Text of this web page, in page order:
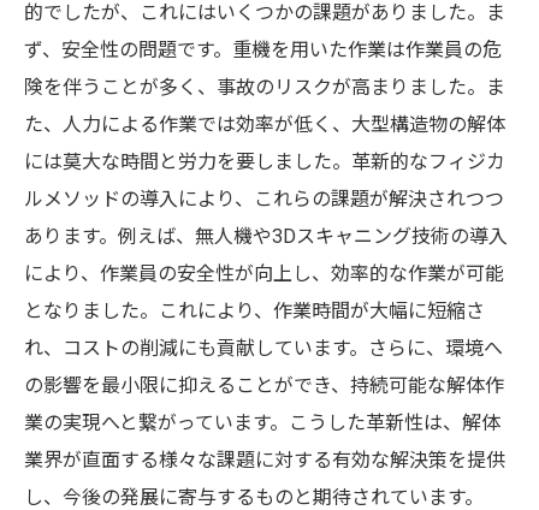
環境配慮型の解体手法とは
リサイクル技術とフィジカルメソッドの融
合
持続可能な未来を目指す解体技術
環境負荷を軽減する具体的アプローチ
エコフレンドリーな解体への挑戦
解体の新時代をもたらすフィジカル技術の可能
性
未来の解体を支えるフィジカル技術の展望
技術革新がもたらす新たな可能性
フィジカル技術の進化が解体業界を変える
的でしたが、これにはいくつかの課題がありました。ま
ず、安全性の問題です。重機を用いた作業は作業員の危
険を伴うことが多く、事故のリスクが高まりました。ま
た、人力による作業では効率が低く、大型構造物の解体
には莫大な時間と労力を要しました。革新的なフィジカ
ルメソッドの導入により、これらの課題が解決されつつ
あります。例えば、無人機や3Dスキャニング技術の導入
により、作業員の安全性が向上し、効率的な作業が可能
となりました。これにより、作業時間が大幅に短縮さ
れ、コストの削減にも貢献しています。さらに、環境へ
の影響を最小限に抑えることができ、持続可能な解体作
業の実現へと繋がっています。こうした革新性は、解体
業界が直面する様々な課題に対する有効な解決策を提供
し、今後の発展に寄与するものと期待されています。